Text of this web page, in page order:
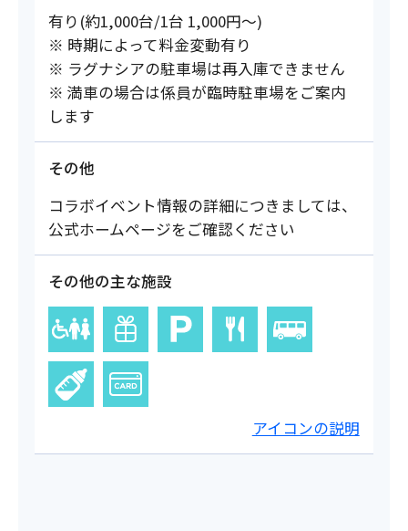
有り(約1,000台/1台 1,000円～)
※ 時期によって料金変動有り
※ ラグナシアの駐車場は再入庫できません
※ 満車の場合は係員が臨時駐車場をご案内
します
その他
コラボイベント情報の詳細につきましては、
公式ホームページをご確認ください
その他の主な施設
アイコンの説明